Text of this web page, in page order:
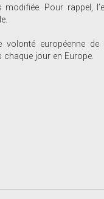
modifiée. Pour rappel,
volonté européenne
jour en Europe.